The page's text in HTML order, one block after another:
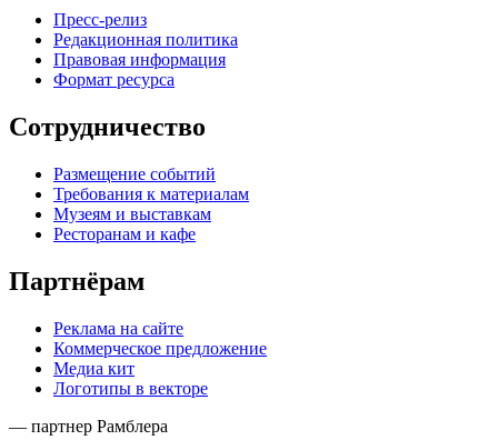
Пресс-релиз
Редакционная политика
Правовая информация
Формат ресурса
Сотрудничество
Размещение событий
Требования к материалам
Музеям и выставкам
Ресторанам и кафе
Партнёрам
Реклама на сайте
Коммерческое предложение
Медиа кит
Логотипы в векторе
— партнер Рамблера